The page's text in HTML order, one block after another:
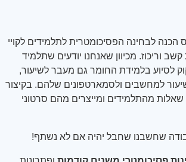
הכנה לבחינה הפסיכומטרית לתלמידים לקויי
וריכוז. מכיוון שאנחנו יודעים שתלמיד
לסיוע בלמידת החומר גם מעבר לשיעור,
למחשבים ולסמארטפונים שלהם. בקיצור
מהתלמידים ומייצרים מהם סרטוני
שחשבנו שחבל יהיה אם לא נשתף!